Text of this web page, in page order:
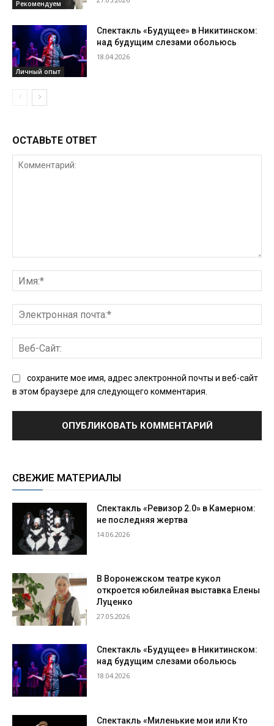
Рекомендуем
Личный опыт
Спектакль «Будущее» в Никитинском:
над будущим слезами обольюсь
18.04.2026
ОСТАВЬТЕ ОТВЕТ
сохраните мое имя, адрес электронной почты и веб-сайт
в этом браузере для следующего комментария.
СВЕЖИЕ МАТЕРИАЛЫ
Спектакль «Ревизор 2.0» в Камерном:
не последняя жертва
14.06.2026
В Воронежском театре кукол
откроется юбилейная выставка Елены
Луценко
27.05.2026
Спектакль «Будущее» в Никитинском:
над будущим слезами обольюсь
18.04.2026
Спектакль «Миленькие мои или Кто